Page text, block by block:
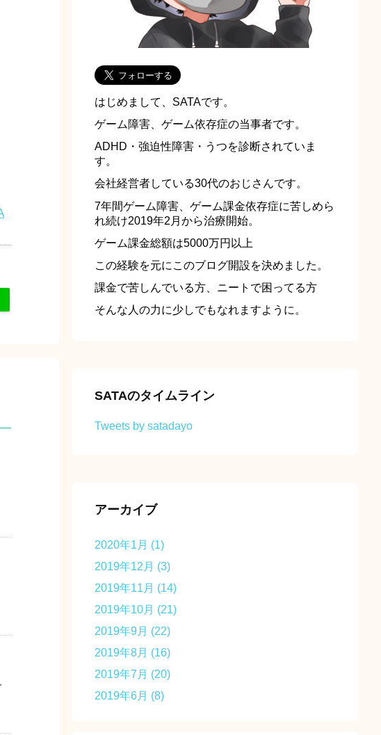
はじめまして、SATAです。
ゲーム障害、ゲーム依存症の当事者です。
ADHD・強迫性障害・うつを診断されていま
す。
会社経営者している30代のおじさんです。
7年間ゲーム障害、ゲーム課金依存症に苦しめら
れ続け2019年2月から治療開始。
ゲーム課金総額は5000万円以上
この経験を元にこのブログ開設を決めました。
課金で苦しんでいる方、ニートで困ってる方
そんな人の力に少しでもなれますように。
SATAのタイムライン
Tweets by satadayo
アーカイブ
2020年1月 (1)
2019年12月 (3)
2019年11月 (14)
2019年10月 (21)
2019年9月 (22)
2019年8月 (16)
2019年7月 (20)
2019年6月 (8)